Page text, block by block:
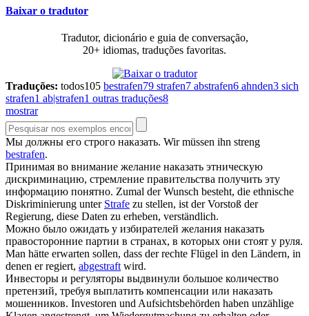
Baixar o tradutor
Tradutor, dicionário e guia de conversação,
20+ idiomas, traduções favoritas.
Traduções: todos105 bestrafen79 strafen7 abstrafen6 ahnden3 sich
strafen1 ab|strafen1 outras traduções8
mostrar
Мы должны его строго наказать. Wir müssen ihn streng
bestrafen.
Принимая во внимание желание наказать этническую
дискриминацию, стремление правительства получить эту
информацию понятно. Zumal der Wunsch besteht, die ethnische
Diskriminierung unter Strafe zu stellen, ist der Vorstoß der
Regierung, diese Daten zu erheben, verständlich.
Можно было ожидать у избирателей желания наказать
правосторонние партии в странах, в которых они стоят у руля.
Man hätte erwarten sollen, dass der rechte Flügel in den Ländern, in
denen er regiert, abgestraftwird.
Инвесторы и регуляторы выдвинули большое количество
претензий, требуя выплатить компенсации или наказать
мошенников. Investoren und Aufsichtsbehörden haben unzählige